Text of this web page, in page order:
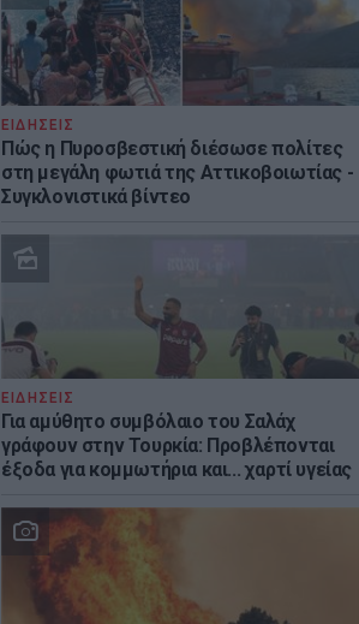
ΕΙΔΗΣΕΙΣ
Πώς η Πυροσβεστική διέσωσε πολίτες
στη μεγάλη φωτιά της Αττικοβοιωτίας -
Συγκλονιστικά βίντεο
ΕΙΔΗΣΕΙΣ
Για αμύθητο συμβόλαιο του Σαλάχ
γράφουν στην Τουρκία: Προβλέπονται
έξοδα για κομμωτήρια και... χαρτί υγείας